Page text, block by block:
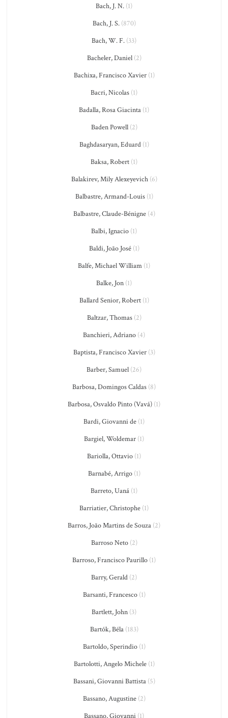
Bach, J. N. (1)
Bach, J. S.(870)
Bach, W. F. (33)
Bacheler, Daniel(2)
Bachixa, Francisco Xavier(1)
Bacri, Nicolas (1)
Badalla, Rosa Giacinta (1)
Baden Powell(2)
Baghdasaryan, Eduard(1)
Baksa, Robert (1)
Balakirev, Mily Alexeyevich(6)
Balbastre, Armand-Louis(1)
Balbastre, Claude-Bénigne(4)
Balbi, Ignacio (1)
Baldi, João José(1)
Balfe, Michael William (1)
Balke, Jon (1)
Ballard Senior, Robert(1)
Baltzar, Thomas(2)
Banchieri, Adriano (4)
Baptista, Francisco Xavier(3)
Barber, Samuel (26)
Barbosa, Domingos Caldas (8)
Barbosa, Osvaldo Pinto (Vavá) (1)
Bardi, Giovanni de (1)
Bargiel, Woldemar (1)
Bariolla, Ottavio (1)
Barnabé, Arrigo(1)
Barreto, Uaná (1)
Barriatier, Christophe (1)
Barros, João Martins de Souza (2)
Barroso Neto(2)
Barroso, Francisco Paurillo (1)
Barry, Gerald (2)
Barsanti, Francesco(1)
Bartlett, John (3)
Bartók, Béla(183)
Bartoldo, Sperindio(1)
Bartolotti, Angelo Michele(1)
Bassani, Giovanni Battista(5)
Bassano, Augustine(2)
Bassano, Giovanni (1)